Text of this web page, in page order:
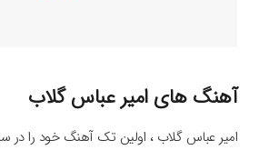
آهنگ های امیر عباس گلاب